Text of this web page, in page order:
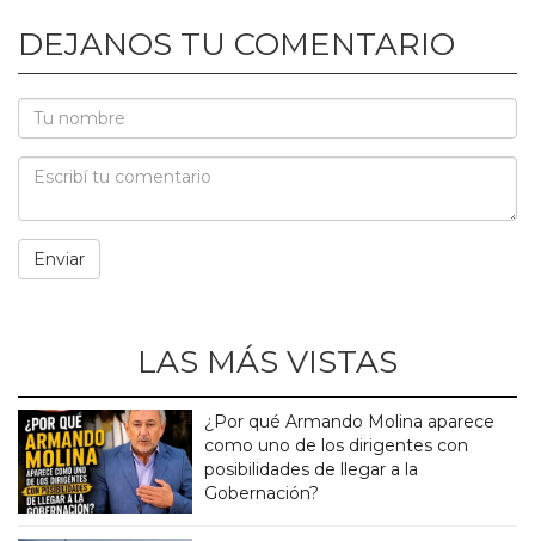
DEJANOS TU COMENTARIO
LAS MÁS VISTAS
¿Por qué Armando Molina aparece
como uno de los dirigentes con
posibilidades de llegar a la
Gobernación?